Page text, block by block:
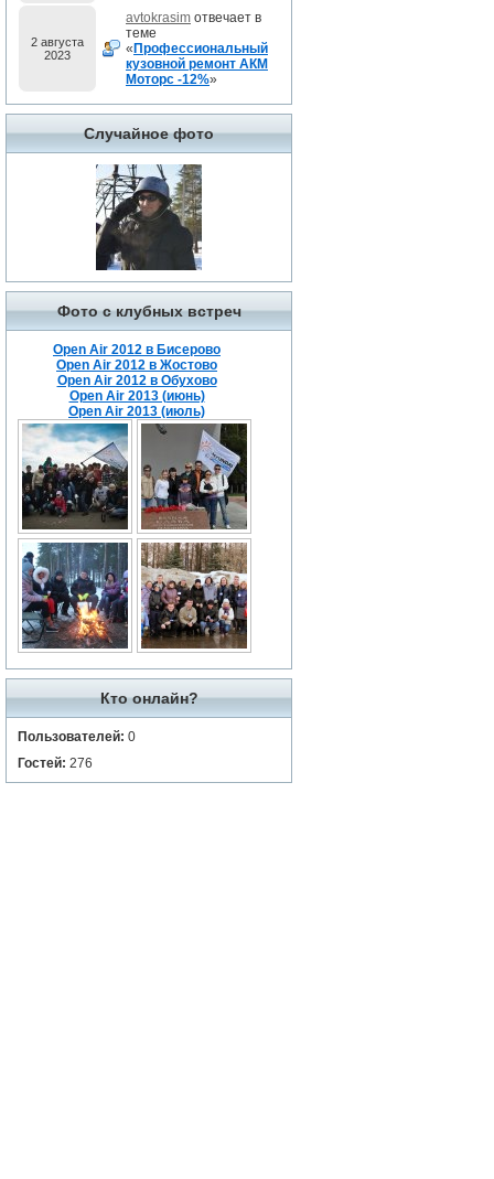
2 августа
2023
avtokrasim отвечает в
теме
« Профессиональный
кузовной ремонт АКМ
Моторс -12%»
Случайное фото
Фото с клубных встреч
Open Air 2012 в Бисерово
Open Air 2012 в Жостово
Open Air 2012 в Обухово
Open Air 2013 (июнь)
Open Air 2013 (июль)
Кто онлайн?
Пользователей: 0
Гостей: 276